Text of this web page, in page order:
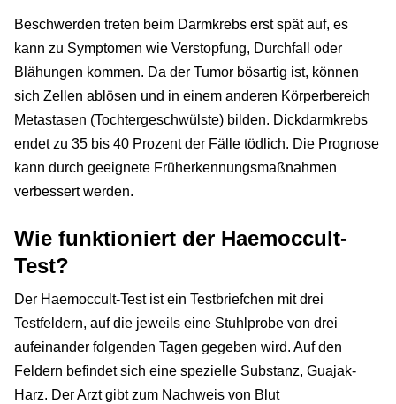
Beschwerden treten beim Darmkrebs erst spät auf, es
kann zu Symptomen wie Verstopfung, Durchfall oder
Blähungen kommen. Da der Tumor bösartig ist, können
sich Zellen ablösen und in einem anderen Körperbereich
Metastasen (Tochtergeschwülste) bilden. Dickdarmkrebs
endet zu 35 bis 40 Prozent der Fälle tödlich. Die Prognose
kann durch geeignete Früherkennungsmaßnahmen
verbessert werden.
Wie funktioniert der Haemoccult-
Test?
Der Haemoccult-Test ist ein Testbriefchen mit drei
Testfeldern, auf die jeweils eine Stuhlprobe von drei
aufeinander folgenden Tagen gegeben wird. Auf den
Feldern befindet sich eine spezielle Substanz, Guajak-
Harz. Der Arzt gibt zum Nachweis von Blut